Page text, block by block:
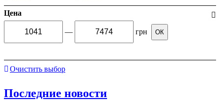
Цена
— грн ОК
Очистить выбор
Последние новости